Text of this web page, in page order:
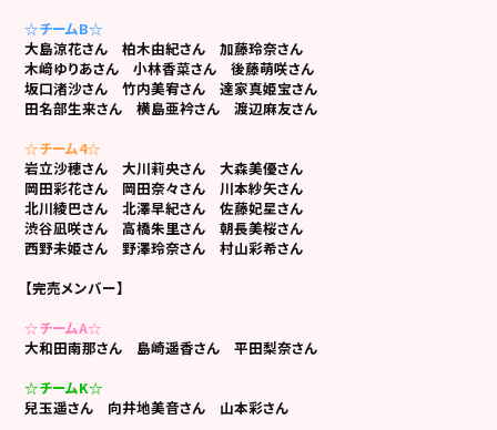
☆チームB☆
大島涼花さん 柏木由紀さん加藤玲奈さん
木﨑ゆりあさん 小林香菜さん後藤萌咲さん
坂口渚沙さん 竹内美宥さん達家真姫宝さん
田名部生来さん
横島亜衿さん 渡辺麻友さん
☆チーム4☆
岩立沙穂さん大川莉央さん大森美優さん
岡田彩花さん 岡田奈々さん川本紗矢さん
北川綾巴さん北澤早紀さん佐藤妃星さん
渋谷凪咲さん高橋朱里さん朝長美桜さん
西野未姫さん野澤玲奈さん村山彩希さん
【完売メンバー】
☆チームA☆
大和田南那さん 島崎遥香さん平田梨奈さん
☆チームK☆
兒玉遥さん 向井地美音さん 山本彩さん